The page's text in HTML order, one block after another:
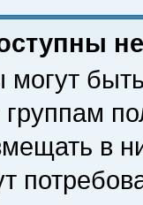
в